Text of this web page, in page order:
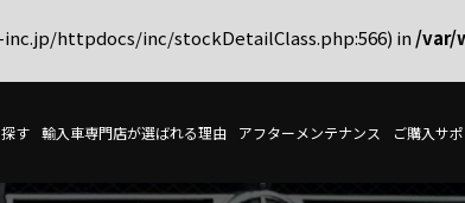
httpdocs/inc/stockDetailClass.php:566) in /var/
す 輸入車専門店が選ばれる理由 アフターメンテナンス ご購入サ